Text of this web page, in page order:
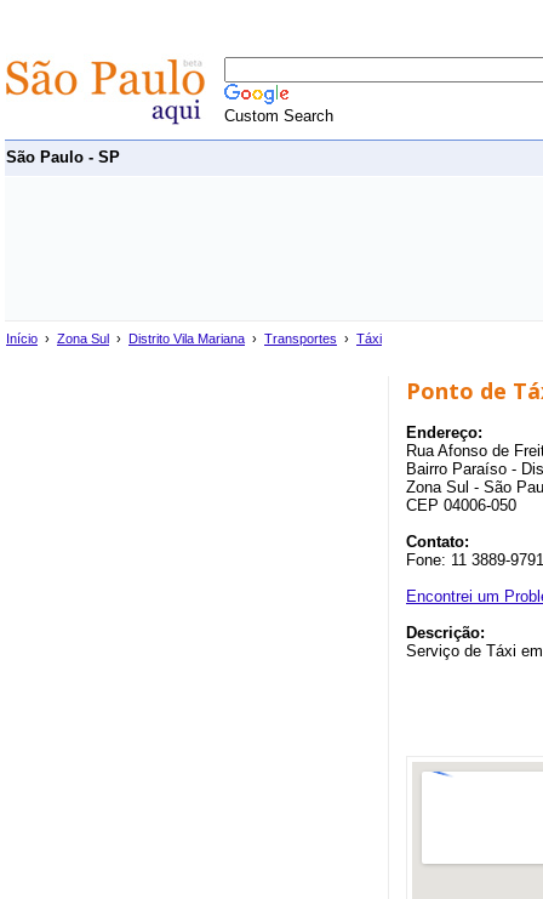
Custom Search
São Paulo - SP
Início › Zona Sul › Distrito Vila Mariana › Transportes › Táxi
Ponto de
Endereço:
Rua Afonso de
Bairro Paraíso -
Zona Sul - São
CEP 04006-050
Contato:
Fone: 11 3889-9791
Encontrei um
Descrição:
Serviço de Táxi